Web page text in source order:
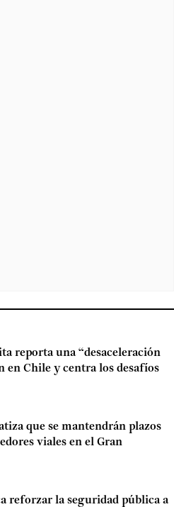
reporta una “desaceleración
en Chile y centra los desafíos
que se mantendrán plazos
viales en el Gran
reforzar la seguridad pública a